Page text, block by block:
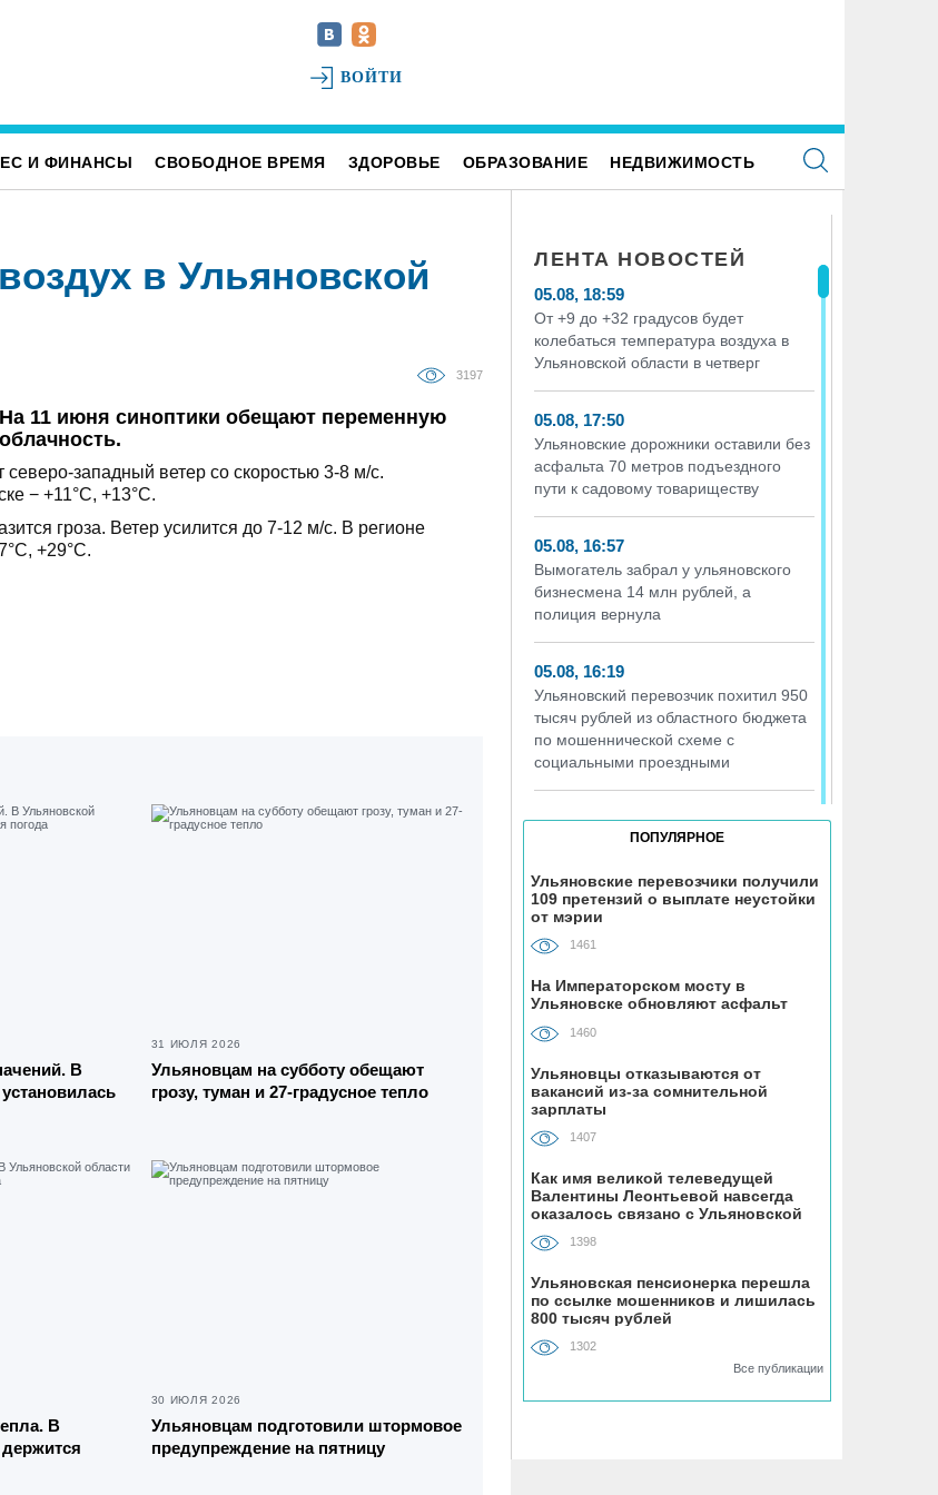
ВОЙТИ
И ФИНАНСЫ СВОБОДНОЕ ВРЕМЯ ЗДОРОВЬЕ ОБРАЗОВАНИЕ НЕДВИЖИМОСТЬ
в Ульяновской
3197
На 11 июня синоптики обещают переменную
облачность.
западный ветер со скоростью 3-8 м/с.
− +11°С, +13°С.
гроза. Ветер усилится до 7-12 м/с. В регионе
+29°С.
В
31 ИЮЛЯ 2026
Ульяновцам на субботу обещают
грозу, туман и 27-градусное тепло
В
30 ИЮЛЯ 2026
Ульяновцам подготовили штормовое
предупреждение на пятницу
ЛЕНТА НОВОСТЕЙ
05.08, 18:59
От +9 до +32 градусов будет
колебаться температура воздуха в
Ульяновской области в четверг
05.08, 17:50
Ульяновские дорожники оставили без
асфальта 70 метров подъездного
пути к садовому товариществу
05.08, 16:57
Вымогатель забрал у ульяновского
бизнесмена 14 млн рублей, а
полиция вернула
05.08, 16:19
Ульяновский перевозчик похитил 950
тысяч рублей из областного бюджета
по мошеннической схеме с
социальными проездными
05.08, 16:17
Т2 перезапускает программу
абонентов других операторов
05.08, 16:01
оказалась в больнице после поездки
на мопеде
05.08, 15:49
Женщина на иномарке сбила
велосипедиста-нарушителя на улице
Промышленной в Ульяновске
05.08, 15:30
В Ульяновской областной больнице
установили оборудование почти за 20
05.08, 14:52
Мотоциклист без прав врезался в
припаркованный автомобиль на
ПОПУЛЯРНОЕ
Ульяновские перевозчики получили
109 претензий о выплате неустойки
от мэрии
1461
На Императорском мосту в
Ульяновске обновляют асфальт
1460
Ульяновцы отказываются от
вакансий из-за сомнительной
зарплаты
1407
Как имя великой телеведущей
Валентины Леонтьевой навсегда
оказалось связано с Ульяновской
областью
1398
Ульяновская пенсионерка перешла
по ссылке мошенников и лишилась
800 тысяч рублей
1302
Все публикации